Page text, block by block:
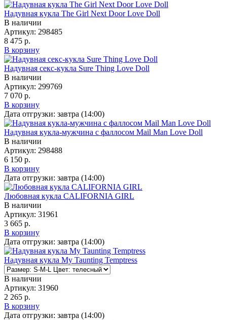
Надувная кукла The Girl Next Door Love Doll
В наличии
Артикул: 298485
8 475 р.
В корзину
Надувная секс-кукла Sure Thing Love Doll
В наличии
Артикул: 299769
7 070 р.
В корзину
Дата отгрузки: завтра (14:00)
Надувная кукла-мужчина с фаллосом Mail Man Love Doll
В наличии
Артикул: 298488
6 150 р.
В корзину
Дата отгрузки: завтра (14:00)
Любовная кукла CALIFORNIA GIRL
В наличии
Артикул: 31961
3 665 р.
В корзину
Дата отгрузки: завтра (14:00)
Надувная кукла My Taunting Temptress
В наличии
Артикул: 31960
2 265 р.
В корзину
Дата отгрузки: завтра (14:00)